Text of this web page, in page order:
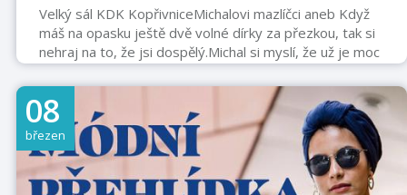
Velký sál KDK KopřivniceMichalovi mazlíčci aneb Když
máš na opasku ještě dvě volné dírky za přezkou, tak si
nehraj na to, že jsi dospělý.Michal si myslí, že už je moc
velký na to, aby si hrál s dětmi, ale jeho „plyšáci“,
největší mazlíčci, ho přesvědčí o tom, že z malého kluka
ještě nevyrostl a hrát si může klidně dál.V představení
uvidí děti skutečné hračky, oblíbené plyšáky, do kterých
se zamilují nejen ony, ale také jejich rodiče.Po
vystoupení se Michal s dětmi fotí a
podepisuje.Vstupné:250 K ...
08
březen